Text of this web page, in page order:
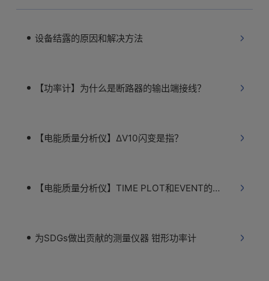
设备结露的原因和解决方法
【功率计】为什么是断路器的输出端接线？
【电能质量分析仪】ΔV10闪变是指？
【电能质量分析仪】TIME PLOT和EVENT的区别
为SDGs做出贡献的测量仪器 钳形功率计